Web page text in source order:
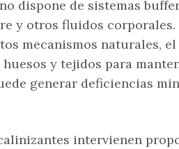
dispone de sistemas
y otros fluidos
mecanismos naturales,
huesos y tejidos para
generar deficiencias
intervienen